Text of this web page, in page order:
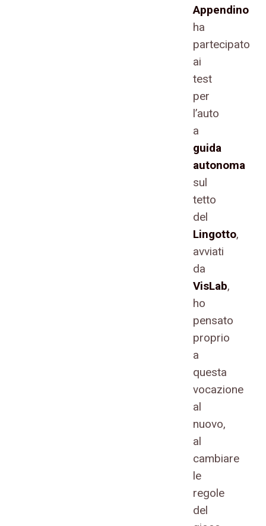
Appendino
ha
partecipato
ai
test
per
l’auto
a
guida
autonoma
sul
tetto
del
Lingotto,
avviati
da
VisLab,
ho
pensato
proprio
a
questa
vocazione
al
nuovo,
al
cambiare
le
regole
del